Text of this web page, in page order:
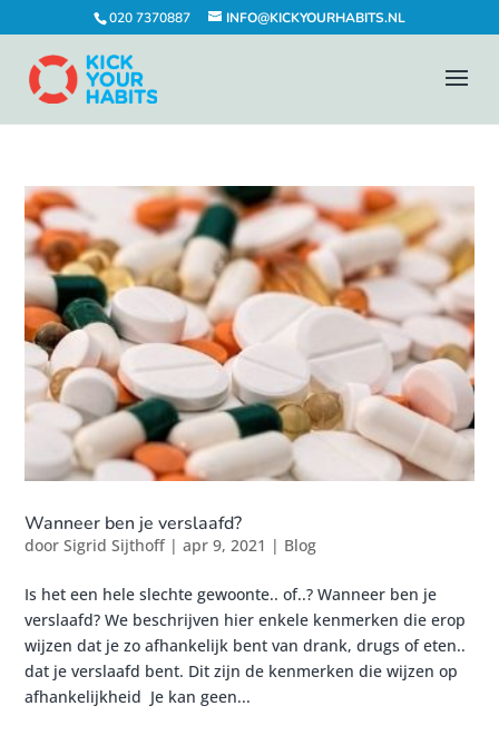
020 7370887 INFO@KICKYOURHABITS.NL
Wanneer ben je verslaafd?
doorSigrid Sijthoff|apr 9, 2021 | Blog
Is het een hele slechte gewoonte.. of..? Wanneer ben je
verslaafd? We beschrijven hier enkele kenmerken die erop
wijzen dat je zo afhankelijk bent van drank, drugs of eten..
dat je verslaafd bent. Dit zijn de kenmerken die wijzen op
afhankelijkheid Je kan geen...